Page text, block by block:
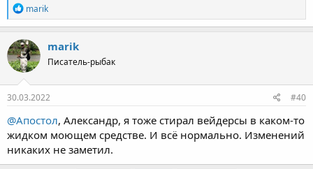
Р
е
а
к
ц
и
и
:
marik
marik
Писатель-рыбак
30.03.2022 #40
@Апостол, Александр, я тоже стирал вейдерсы в каком-то
жидком моющем средстве. И всё нормально. Изменений
никаких не заметил.